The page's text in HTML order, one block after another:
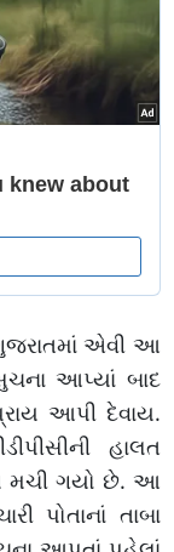
એવી આ
આપ્યાં બાદ
આપી દેવાય.
હાલત
મચી ગયો છે. આ
પોતાનાં તાબા